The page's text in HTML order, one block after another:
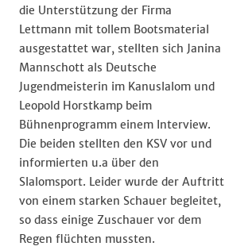
die Unterstützung der Firma
Lettmann mit tollem Bootsmaterial
ausgestattet war, stellten sich Janina
Mannschott als Deutsche
Jugendmeisterin im Kanuslalom und
Leopold Horstkamp beim
Bühnenprogramm einem Interview.
Die beiden stellten den KSV vor und
informierten u.a über den
Slalomsport. Leider wurde der Auftritt
von einem starken Schauer begleitet,
so dass einige Zuschauer vor dem
Regen flüchten mussten.